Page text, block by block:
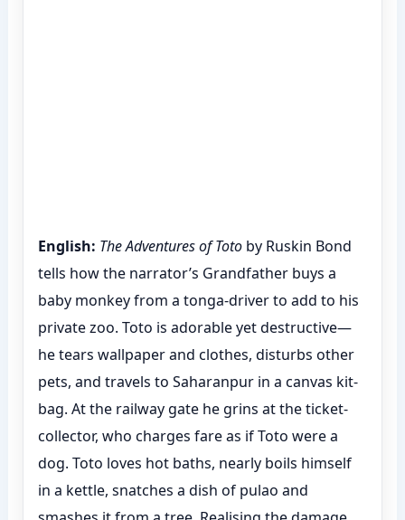
English: The Adventures of Totoby Ruskin Bond
tells how the narrator’s Grandfather buys a
baby monkey from a tonga-driver to add to his
private zoo. Toto is adorable yet destructive—
he tears wallpaper and clothes, disturbs other
pets, and travels to Saharanpur in a canvas kit-
bag. At the railway gate he grins at the ticket-
collector, who charges fare as if Toto were a
dog. Toto loves hot baths, nearly boils himself
in a kettle, snatches a dish of pulao and